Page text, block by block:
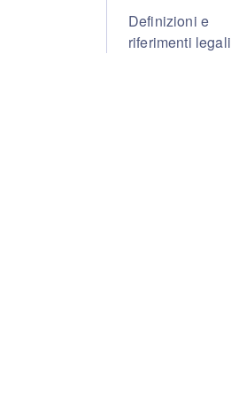
Definizioni e
riferimenti legali